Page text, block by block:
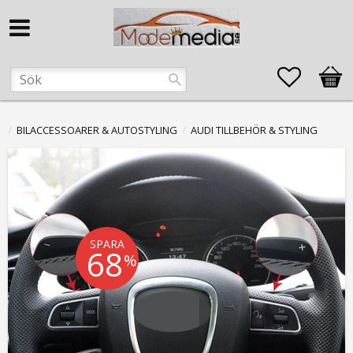
Favoriter
BILACCESSOARER & AUTOSTYLING AUDI TILLBEHÖR & STYLING
SPARA
68%